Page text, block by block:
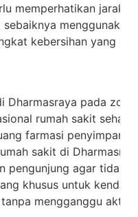
memperhatikan jarak
kebersihan yang
Dharmasraya pada
rumah sakit
farmasi
sakit di
pengunjung agar tidak
khusus untuk
mengganggu